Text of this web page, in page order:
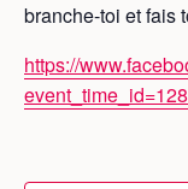
branche-toi et fais
https://